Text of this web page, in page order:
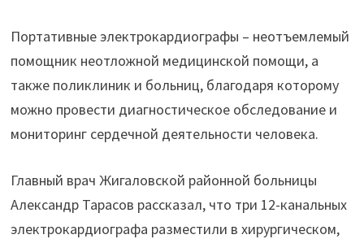
Портативные электрокардиографы – неотъемлемый
помощник неотложной медицинской помощи, а
также поликлиник и больниц, благодаря которому
можно провести диагностическое обследование и
мониторинг сердечной деятельности человека.
Главный врач Жигаловской районной больницы
Александр Тарасов рассказал, что три 12-канальных
электрокардиографа разместили в хирургическом,